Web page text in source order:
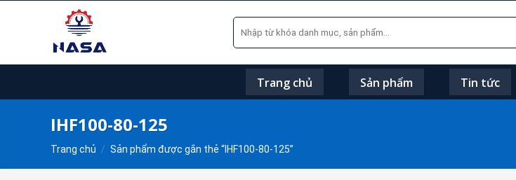
Tìm
kiếm:
Trang chủ Sản phẩm Tin tức
IHF100-80-125
Trang chủ / Sản phẩm được gắn thẻ “IHF100-80-125”